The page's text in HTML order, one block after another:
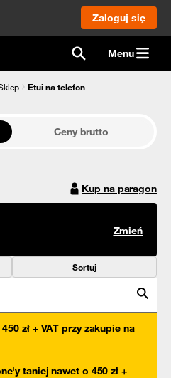
Zaloguj się
Menu
Etui na telefon
Ceny brutto
Kup na paragon
Zmień
Sortuj
zł + VAT przy zakupie na
taniej nawet o 450 zł +